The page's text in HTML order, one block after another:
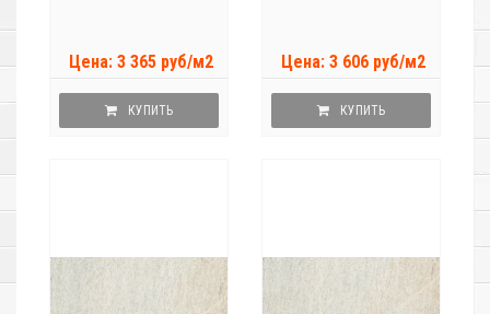
Цена: 3 365 руб/м2
КУПИТЬ
Цена: 3 606 руб/м2
КУПИТЬ